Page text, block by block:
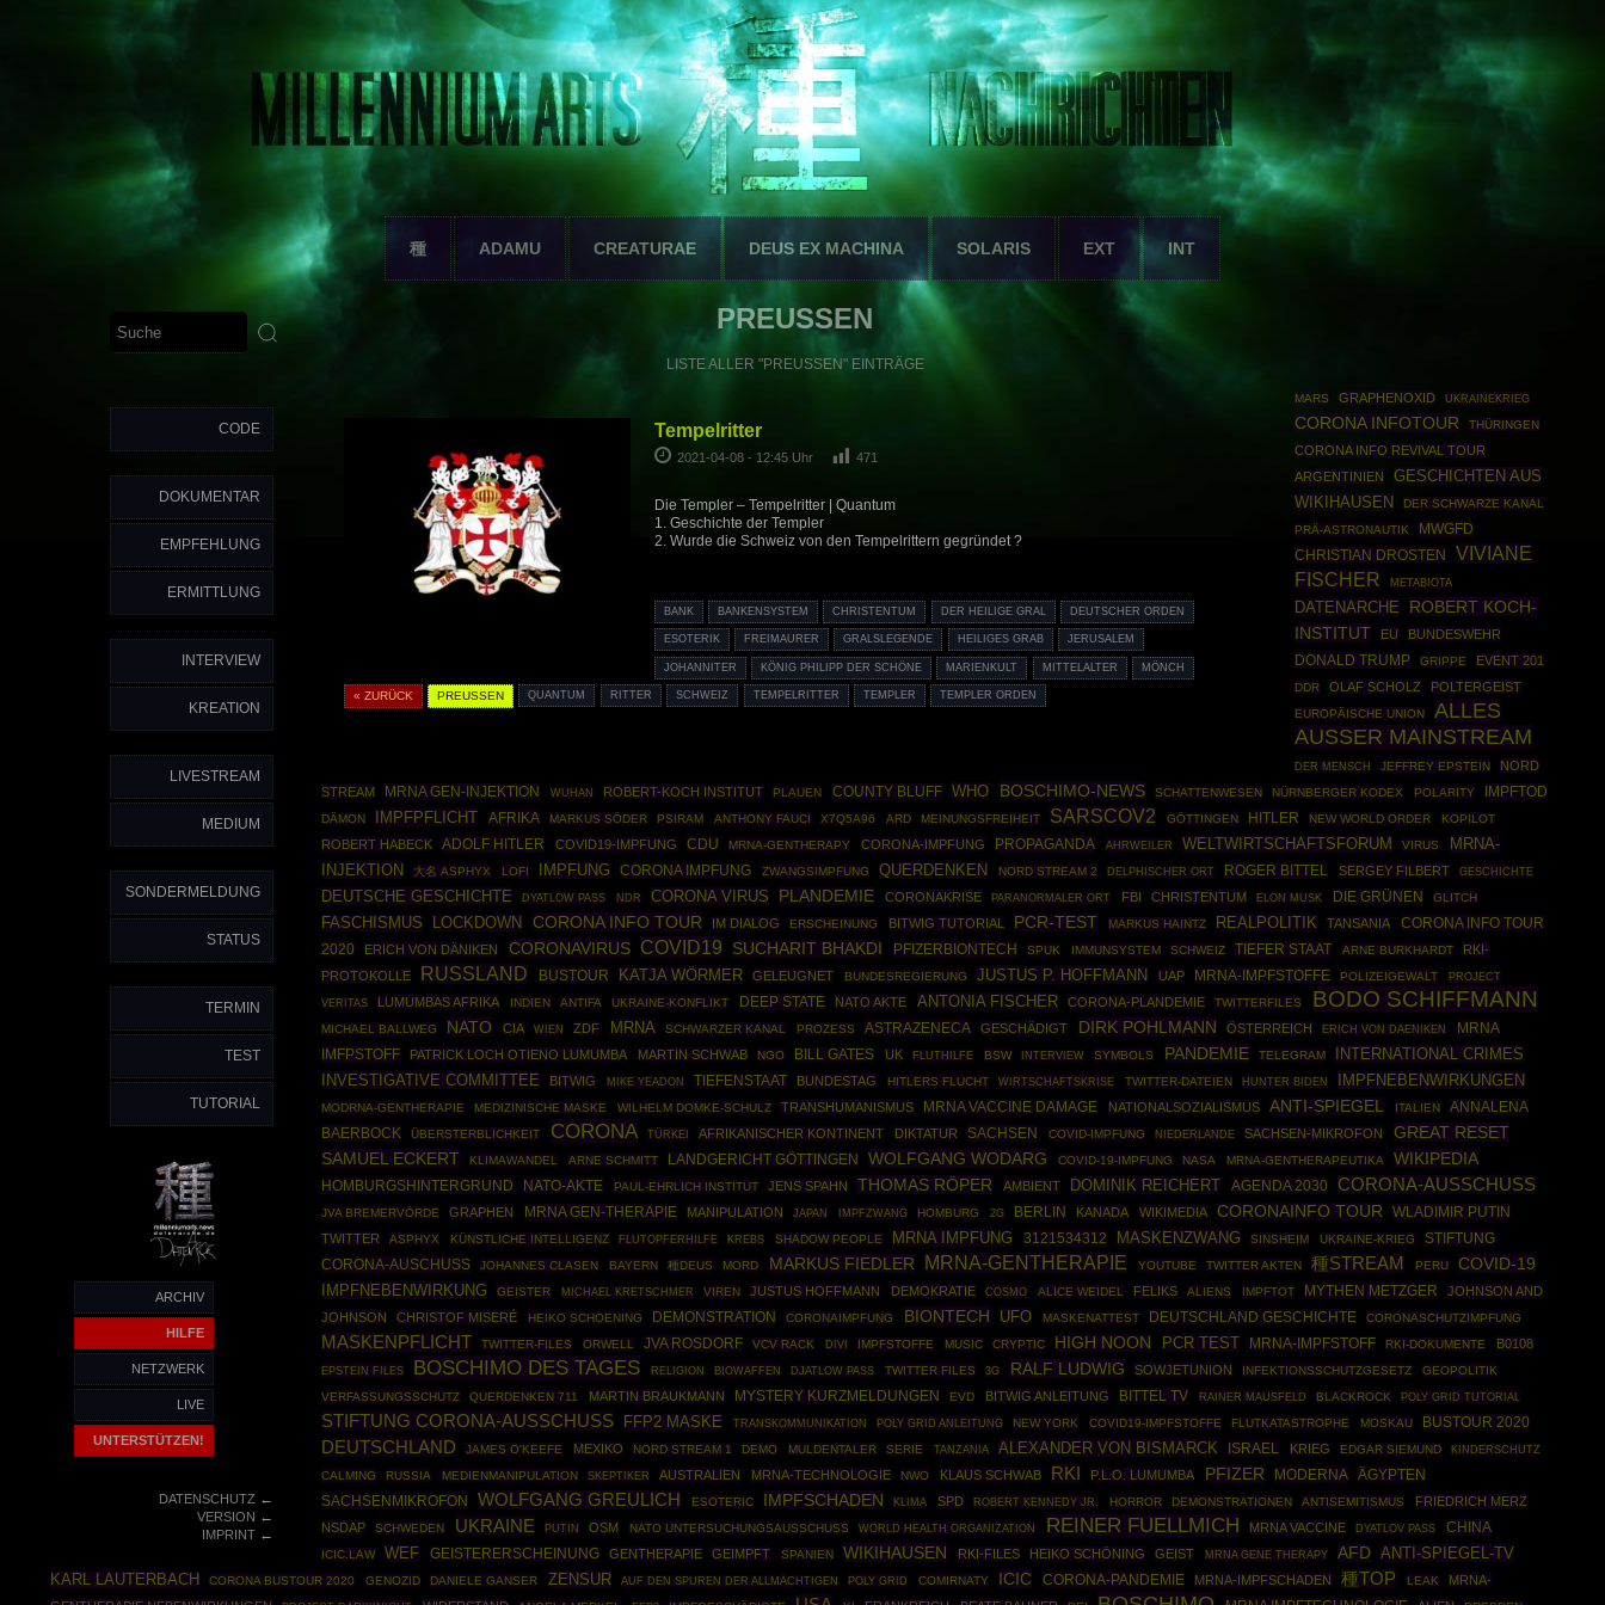
種 ADAMU CREATURAE DEUS EX MACHINA SOLARIS EXT INT
CODE
DOKUMENTAR
EMPFEHLUNG
ERMITTLUNG
INTERVIEW
KREATION
LIVESTREAM
MEDIUM
SONDERMELDUNG
STATUS
TERMIN
TEST
TUTORIAL
ARCHIV
HILFE
NETZWERK
LIVE
UNTERSTÜTZEN!
DATENSCHUTZ←
VERSION ←
IMPRINT←
PREUSSEN
LISTE ALLER "PREUSSEN" EINTRÄGE
Tempelritter
2021-04-08 - 12:45 Uhr 471
Die Templer – Tempelritter | Quantum
1. Geschichte der Templer
2. Wurde die Schweiz von den Tempelrittern gegründet ?
BANK BANKENSYSTEM CHRISTENTUM DER HEILIGE GRAL DEUTSCHER ORDEN
ESOTERIK FREIMAURER GRALSLEGENDE HEILIGES GRAB JERUSALEM
JOHANNITER KÖNIG PHILIPP DER SCHÖNE MARIENKULT MITTELALTER MÖNCH
« ZURÜCK PREUSSEN QUANTUM RITTER SCHWEIZ TEMPELRITTER TEMPLER TEMPLER ORDEN
MARS GRAPHENOXID UKRAINEKRIEG
CORONA INFOTOUR THÜRINGEN
CORONA INFO REVIVAL TOUR
ARGENTINIEN
GESCHICHTEN AUS
WIKIHAUSEN
DER SCHWARZE KANAL
PRÄ-ASTRONAUTIK
MWGFD
CHRISTIAN DROSTEN
VIVIANE
FISCHER
METABIOTA
DATENARCHE
ROBERT KOCH-
INSTITUT
EU BUNDESWEHR
DONALD TRUMP GRIPPE EVENT 201
DDR OLAF SCHOLZ POLTERGEIST
EUROPÄISCHE UNION
ALLES
AUSSER MAINSTREAM
DER MENSCH JEFFREY EPSTEIN
NORD
STREAM
MRNA GEN-INJEKTION WUHAN ROBERT-KOCH INSTITUT PLAUEN COUNTY BLUFF WHO BOSCHIMO-NEWS SCHATTENWESEN NÜRNBERGER KODEX POLARITY IMPFTOD
DÄMON IMPFPFLICHT AFRIKA MARKUS SÖDER PSIRAM ANTHONY FAUCI X7Q5A96 ARD MEINUNGSFREIHEIT SARSCOV2 GÖTTINGEN HITLER NEW WORLD ORDER KOPILOT
ROBERT HABECK ADOLF HITLER COVID19-IMPFUNG CDU MRNA-GENTHERAPY CORONA-IMPFUNG PROPAGANDA AHRWEILER WELTWIRTSCHAFTSFORUM VIRUS
MRNA-
INJEKTION
大名 ASPHYX LOFI IMPFUNG CORONA IMPFUNG ZWANGSIMPFUNG QUERDENKEN NORD STREAM 2 DELPHISCHER ORT ROGER BITTEL SERGEY FILBERT GESCHICHTE
DEUTSCHE GESCHICHTE DYATLOW PASS NDR CORONA VIRUS PLANDEMIE CORONAKRISE PARANORMALER ORT FBI CHRISTENTUM ELON MUSK DIE GRÜNEN GLITCH
FASCHISMUS LOCKDOWN CORONA INFO TOUR IM DIALOG ERSCHEINUNG BITWIG TUTORIAL PCR-TEST MARKUS HAINTZ REALPOLITIK TANSANIA
CORONA INFO TOUR
2020
ERICH VON DÄNIKEN CORONAVIRUS COVID19 SUCHARIT BHAKDI PFIZERBIONTECH SPUK IMMUNSYSTEM SCHWEIZ TIEFER STAAT ARNE BURKHARDT
RKI-
PROTOKOLLE
RUSSLAND BUSTOUR KATJA WÖRMER GELEUGNET BUNDESREGIERUNG JUSTUS P. HOFFMANN UAP MRNA-IMPFSTOFFE POLIZEIGEWALT PROJECT
VERITAS LUMUMBAS AFRIKA INDIEN ANTIFA UKRAINE-KONFLIKT DEEP STATE NATO AKTE ANTONIA FISCHER CORONA-PLANDEMIE TWITTERFILES BODO SCHIFFMANN
MICHAEL BALLWEG NATO CIA WIEN ZDF MRNA SCHWARZER KANAL PROZESS ASTRAZENECA GESCHÄDIGT DIRK POHLMANN ÖSTERREICH ERICH VON DAENIKEN
MRNA
IMFPSTOFF
PATRICK LOCH OTIENO LUMUMBA MARTIN SCHWAB NGO BILL GATES UK FLUTHILFE BSW INTERVIEW SYMBOLS PANDEMIE TELEGRAM
INTERNATIONAL CRIMES
INVESTIGATIVE COMMITTEE
BITWIG MIKE YEADON TIEFENSTAAT BUNDESTAG HITLERS FLUCHT WIRTSCHAFTSKRISE TWITTER-DATEIEN HUNTER BIDEN IMPFNEBENWIRKUNGEN
MODRNA-GENTHERAPIE MEDIZINISCHE MASKE WILHELM DOMKE-SCHULZ TRANSHUMANISMUS MRNA VACCINE DAMAGE NATIONALSOZIALISMUS ANTI-SPIEGEL ITALIEN
ANNALENA
BAERBOCK
ÜBERSTERBLICHKEIT CORONA TÜRKEI AFRIKANISCHER KONTINENT DIKTATUR SACHSEN COVID-IMPFUNG NIEDERLANDE SACHSEN-MIKROFON
GREAT RESET
SAMUEL ECKERT
KLIMAWANDEL ARNE SCHMITT LANDGERICHT GÖTTINGEN WOLFGANG WODARG COVID-19-IMPFUNG NASA MRNA-GENTHERAPEUTIKA WIKIPEDIA
HOMBURGSHINTERGRUND NATO-AKTE PAUL-EHRLICH INSTITUT JENS SPAHN THOMAS RÖPER AMBIENT DOMINIK REICHERT AGENDA 2030 CORONA-AUSSCHUSS
JVA BREMERVÖRDE GRAPHEN MRNA GEN-THERAPIE MANIPULATION JAPAN IMPFZWANG HOMBURG 2G BERLIN KANADA WIKIMEDIA CORONAINFO TOUR WLADIMIR PUTIN
TWITTER ASPHYX KÜNSTLICHE INTELLIGENZ FLUTOPFERHILFE KREBS SHADOW PEOPLE MRNA IMPFUNG 3121534312 MASKENZWANG SINSHEIM UKRAINE-KRIEG
STIFTUNG
CORONA-AUSCHUSS
JOHANNES CLASEN BAYERN 種DEUS MORD MARKUS FIEDLER MRNA-GENTHERAPIE YOUTUBE TWITTER AKTEN 種STREAM PERU COVID-19
IMPFNEBENWIRKUNG GEISTER MICHAEL KRETSCHMER VIREN JUSTUS HOFFMANN DEMOKRATIE COSMO ALICE WEIDEL FELIKS ALIENS IMPFTOT MYTHEN METZGER
JOHNSON AND
JOHNSON
CHRISTOF MISERÉ HEIKO SCHOENING DEMONSTRATION CORONAIMPFUNG BIONTECH UFO MASKENATTEST DEUTSCHLAND GESCHICHTE CORONASCHUTZIMPFUNG
MASKENPFLICHT TWITTER-FILES ORWELL JVA ROSDORF VCV RACK DIVI IMPFSTOFFE MUSIC CRYPTIC HIGH NOON PCR TEST MRNA-IMPFSTOFF RKI-DOKUMENTE B0108
EPSTEIN FILES BOSCHIMO DES TAGES RELIGION BIOWAFFEN DJATLOW PASS TWITTER FILES 3G RALF LUDWIG SOWJETUNION INFEKTIONSSCHUTZGESETZ
GEOPOLITIK
VERFASSUNGSSCHUTZ
QUERDENKEN 711 MARTIN BRAUKMANN MYSTERY KURZMELDUNGEN EVD BITWIG ANLEITUNG BITTEL TV RAINER MAUSFELD BLACKROCK POLY GRID TUTORIAL
STIFTUNG CORONA-AUSSCHUSS FFP2 MASKE TRANSKOMMUNIKATION POLY GRID ANLEITUNG NEW YORK COVID19-IMPFSTOFFE FLUTKATASTROPHE MOSKAU BUSTOUR 2020
DEUTSCHLAND JAMES O'KEEFE MEXIKO NORD STREAM 1 DEMO MULDENTALER SERIE TANZANIA ALEXANDER VON BISMARCK ISRAEL KRIEG EDGAR SIEMUND KINDERSCHUTZ
CALMING RUSSIA MEDIENMANIPULATION SKEPTIKER AUSTRALIEN MRNA-TECHNOLOGIE NWO KLAUS SCHWAB RKI P.L.O. LUMUMBA PFIZER MODERNA ÄGYPTEN
SACHSENMIKROFON WOLFGANG GREULICH ESOTERIC IMPFSCHADEN KLIMA SPD ROBERT KENNEDY JR. HORROR DEMONSTRATIONEN ANTISEMITISMUS
FRIEDRICH MERZ
NSDAP
SCHWEDEN UKRAINE PUTIN OSM NATO UNTERSUCHUNGSAUSSCHUSS WORLD HEALTH ORGANIZATION REINER FUELLMICH MRNA VACCINE DYATLOV PASS CHINA
ICIC.LAW WEF GEISTERERSCHEINUNG GENTHERAPIE GEIMPFT SPANIEN WIKIHAUSEN RKI-FILES HEIKO SCHÖNING GEIST MRNA GENE THERAPY AFD ANTI-SPIEGEL-TV
KARL LAUTERBACH CORONA BUSTOUR 2020 GENOZID DANIELE GANSER ZENSUR AUF DEN SPUREN DER ALLMÄCHTIGEN POLY GRID COMIRNATY ICIC CORONA-PANDEMIE MRNA-IMPFSCHADEN 種TOP LEAK
MRNA-